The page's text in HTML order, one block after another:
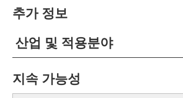
추가 정보
산업 및 적용분야
지속 가능성